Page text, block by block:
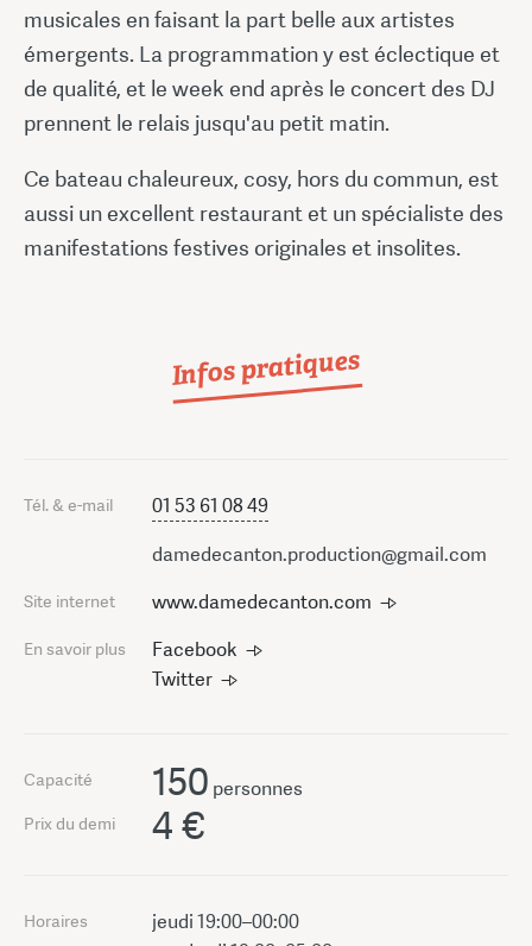
musicales en faisant la part belle aux artistes
émergents. La programmation y est éclectique et
de qualité, et le week end après le concert des DJ
prennent le relais jusqu'au petit matin.
Ce bateau chaleureux, cosy, hors du commun, est
aussi un excellent restaurant et un spécialiste des
manifestations festives originales et insolites.
Infos pratiques
Tél. & e-mail
01 53 61 08 49
damedecanton.production@gmail.com
Site internet www.damedecanton.com
En savoir plus
Facebook
Twitter
Capacité 150 personnes
Prix du demi 4 €
Horaires
jeudi 19:00–00:00